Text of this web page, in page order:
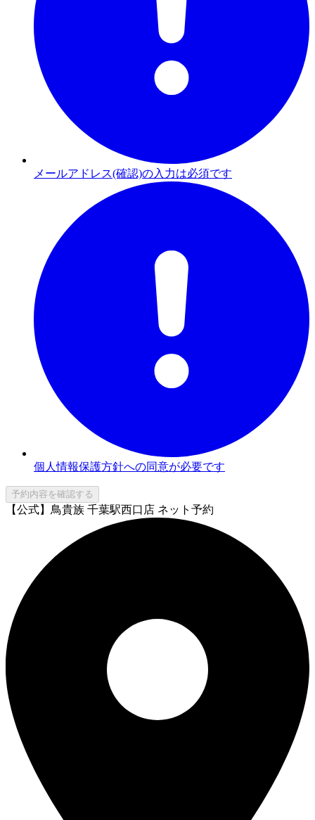
メールアドレス(確認)の入力は必須です
個人情報保護方針への同意が必要です
予約内容を確認する
【公式】鳥貴族 千葉駅西口店 ネット予約